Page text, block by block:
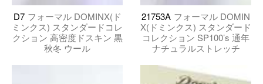
D7 フォーマル DOMINX(ド
ミンクス) スタンダードコレ
クション 高密度ドスキン 黒
秋冬 ウール
21753A フォーマル DOMIN
X(ドミンクス) スタンダード
コレクション SP100’s 通年
ナチュラルストレッチ